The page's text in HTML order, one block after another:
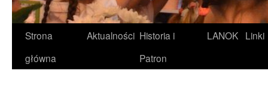
Strona
główna
Aktualności Historia i
Patron
LANOK Linki